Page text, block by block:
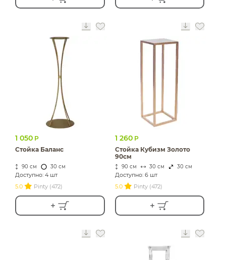
1 050 Р
Стойка Баланс
90 см 30 см
Доступно: 4 шт
5.0
Pinty (472)
1 260 Р
Стойка Кубизм Золото
90см
90 см 30 см 30 см
Доступно: 6 шт
5.0
Pinty (472)